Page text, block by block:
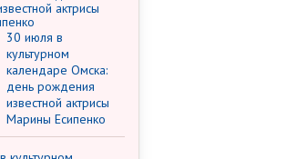
30 июля в
культурном
календаре Омска:
день рождения
известной актрисы
Марины Есипенко